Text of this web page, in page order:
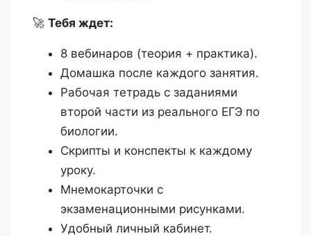
🚀 Тебя ждет:
8 вебинаров (теория + практика).
Домашка после каждого занятия.
Рабочая тетрадь с заданиями
второй части из реального ЕГЭ по
биологии.
Скрипты и конспекты к каждому
уроку.
Мнемокарточки с
экзаменационными рисунками.
Удобный личный кабинет.